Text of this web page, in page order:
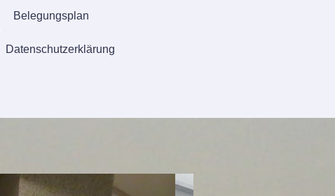
Belegungsplan
Datenschutzerklärung